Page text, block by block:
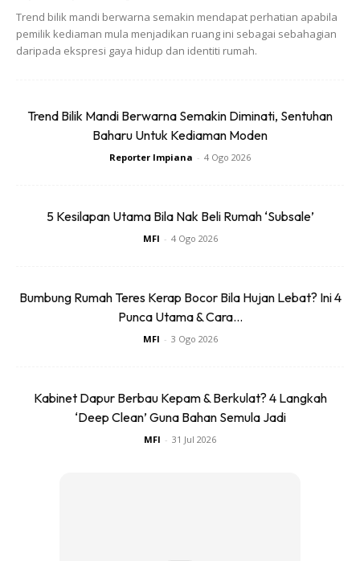
Trend bilik mandi berwarna semakin mendapat perhatian apabila
pemilik kediaman mula menjadikan ruang ini sebagai sebahagian
daripada ekspresi gaya hidup dan identiti rumah.
Trend Bilik Mandi Berwarna Semakin Diminati, Sentuhan
Baharu Untuk Kediaman Moden
Reporter Impiana - 4 Ogo 2026
5 Kesilapan Utama Bila Nak Beli Rumah ‘Subsale’
MFI - 4 Ogo 2026
Bumbung Rumah Teres Kerap Bocor Bila Hujan Lebat? Ini 4
Punca Utama & Cara...
MFI - 3 Ogo 2026
Kabinet Dapur Berbau Kepam & Berkulat? 4 Langkah
‘Deep Clean’ Guna Bahan Semula Jadi
MFI - 31 Jul 2026